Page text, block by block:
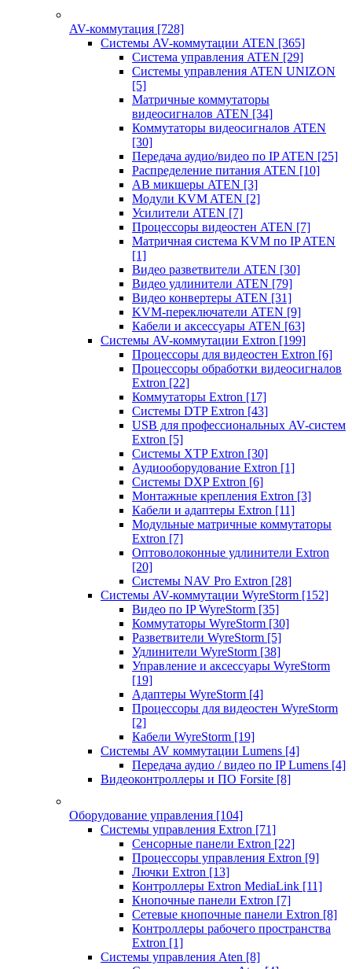
AV-коммутация [728]
Системы AV-коммутации ATEN [365]
Система управления ATEN [29]
Системы управления ATEN UNIZON
[5]
Матричные коммутаторы
видеосигналов ATEN [34]
Коммутаторы видеосигналов ATEN
[30]
Передача аудио/видео по IP ATEN [25]
Распределение питания ATEN [10]
АВ микшеры ATEN [3]
Модули KVM ATEN [2]
Усилители ATEN [7]
Процессоры видеостен ATEN [7]
Матричная система KVM по IP ATEN
[1]
Видео разветвители ATEN [30]
Видео удлинители ATEN [79]
Видео конвертеры ATEN [31]
KVM-переключатели ATEN [9]
Кабели и аксессуары ATEN [63]
Системы AV-коммутации Extron [199]
Процессоры для видеостен Extron [6]
Процессоры обработки видеосигналов
Extron [22]
Коммутаторы Extron [17]
Системы DTP Extron [43]
USB для профессиональных AV-систем
Extron [5]
Системы XTP Extron [30]
Аудиооборудование Extron [1]
Системы DXP Extron [6]
Монтажные крепления Extron [3]
Кабели и адаптеры Extron [11]
Модульные матричные коммутаторы
Extron [7]
Оптоволоконные удлинители Extron
[20]
Системы NAV Pro Extron [28]
Системы AV-коммутации WyreStorm [152]
Видео по IP WyreStorm [35]
Коммутаторы WyreStorm [30]
Разветвители WyreStorm [5]
Удлинители WyreStorm [38]
Управление и аксессуары WyreStorm
[19]
Адаптеры WyreStorm [4]
Процессоры для видеостен WyreStorm
[2]
Кабели WyreStorm [19]
Системы AV коммутации Lumens [4]
Передача аудио / видео по IP Lumens [4]
Видеоконтроллеры и ПО Forsite [8]
Оборудование управления [104]
Системы управления Extron [71]
Сенсорные панели Extron [22]
Процессоры управления Extron [9]
Лючки Extron [13]
Контроллеры Extron MediaLink [11]
Кнопочные панели Extron [7]
Сетевые кнопочные панели Extron [8]
Контроллеры рабочего пространства
Extron [1]
Системы управления Aten [8]